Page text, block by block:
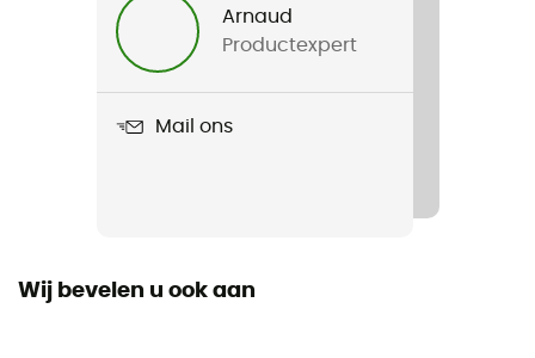
Chamonix GTX Mitten
Arnaud
Productexpert
Mail ons
Wij bevelen u ook aan